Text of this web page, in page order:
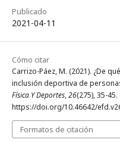
Publicado
2021-04-11
Cómo citar
Carrizo-Páez, M. (2021). ¿De
inclusión deportiva de
Física Y Deportes,26(275), 35-45.
https://doi.org/10.46642/
Formatos de citación